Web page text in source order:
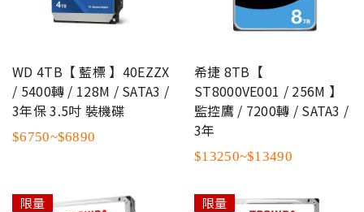
WD 4TB【 藍標 】40EZZX
/ 5400轉 / 128M / SATA3 /
3年保 3.5吋 裝機碟
$6750~$6890
希捷 8TB【
ST8000VE001 / 256M 】
監控鷹 / 7200轉 / SATA3 /
3年
$13250~$13490
限量 限量